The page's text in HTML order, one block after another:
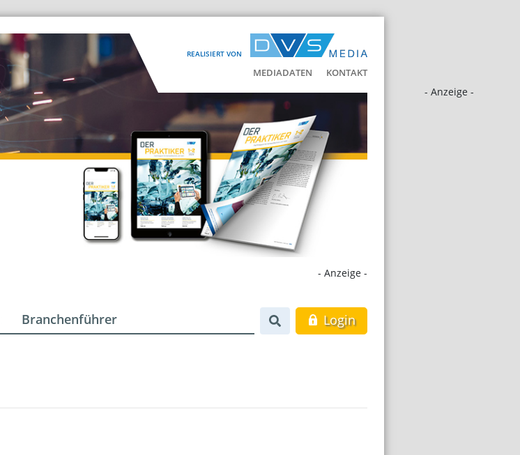
REALISIERT VON
MEDIADATEN KONTAKT
- Anzeige -
- Anzeige -
Branchenführer Login